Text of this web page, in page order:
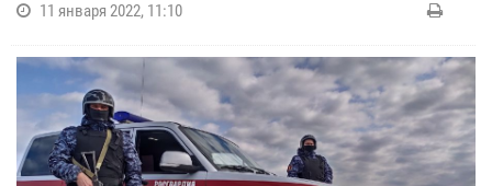
11 января 2022, 11:10